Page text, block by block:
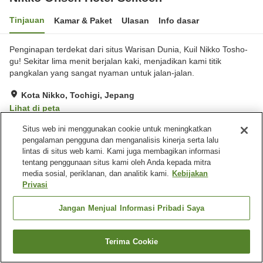
Tinjauan Kamar & Paket Ulasan Info dasar
Penginapan terdekat dari situs Warisan Dunia, Kuil Nikko Tosho-
gu! Sekitar lima menit berjalan kaki, menjadikan kami titik
pangkalan yang sangat nyaman untuk jalan-jalan.
Kota Nikko, Tochigi, Jepang
Lihat di peta
Hebat Ulasan:38
Fasilitas properti
Wi-Fi
Mata air panas di dalam
Beranda Jepang Tochigi
Kota Nikko
Cari kamar
Situs web ini menggunakan cookie untuk meningkatkan
pengalaman pengguna dan menganalisis kinerja serta lalu
lintas di situs web kami. Kami juga membagikan informasi
tentang penggunaan situs kami oleh Anda kepada mitra
media sosial, periklanan, dan analitik kami. Kebijakan
Privasi
Jangan Menjual Informasi Pribadi Saya
Terima Cookie